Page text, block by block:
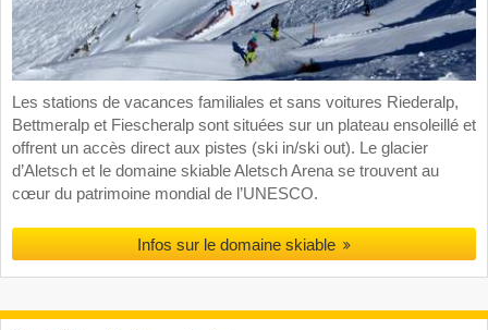
Les stations de vacances familiales et sans voitures Riederalp,
Bettmeralp et Fiescheralp sont situées sur un plateau ensoleillé et
offrent un accès direct aux pistes (ski in/ski out). Le glacier
d’Aletsch et le domaine skiable Aletsch Arena se trouvent au
cœur du patrimoine mondial de l’UNESCO.
Infos sur le domaine skiable